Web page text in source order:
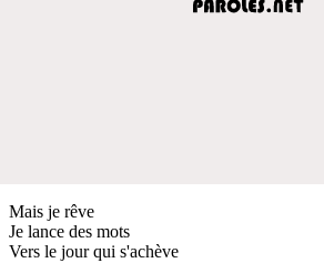
Mais je rêve
Je lance des mots
Vers le jour qui s'achève